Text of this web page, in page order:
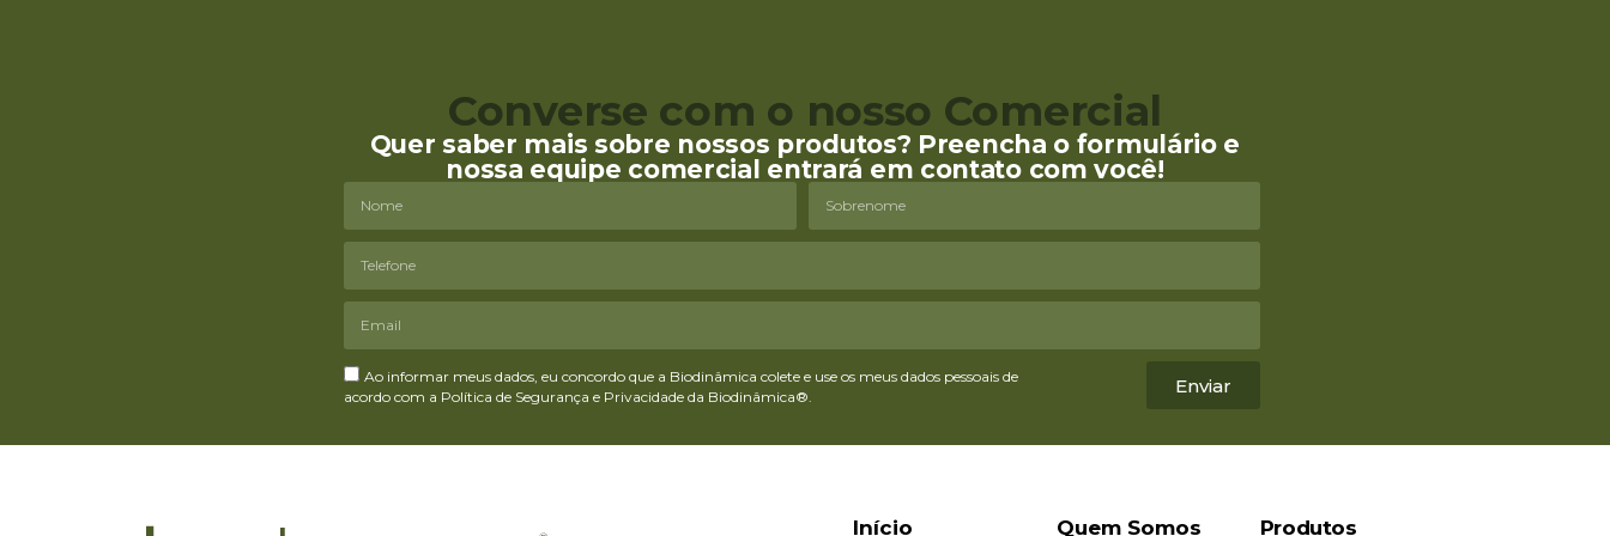
Converse com o nosso Comercial
Quer saber mais sobre nossos produtos? Preencha o formulário e
nossa equipe comercial entrará em contato com você!
Ao informar meus dados, eu concordo que a Biodinâmica colete e use os meus dados pessoais de
acordo com a Política de Segurança e Privacidade da Biodinâmica®.
Enviar
Início Quem Somos Produtos